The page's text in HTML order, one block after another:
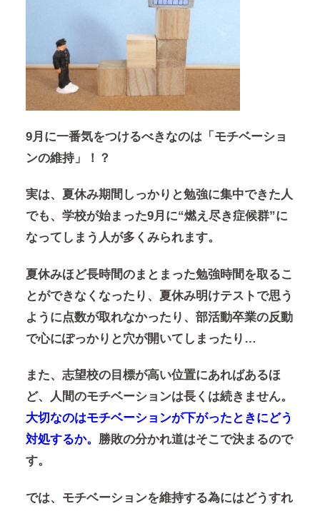
9月に一番気をつけるべきなのは「モチベーショ
ンの維持」！？
実は、夏休み期間しっかりと勉強に集中できた人
でも、学校が始まった9月に“燃え尽き症候群”に
なってしまう人が多くみられます。
夏休みほど長時間のまとまった勉強時間を取るこ
とができなくなったり、夏休み明けテストで思う
ように点数が取れなかったり、部活動卒業の反動
で心にぽっかりと穴が開いてしまったり…
また、志望校の目標が高い位置にあればあるほ
ど、人間のモチベーションは長くは続きません。
大切なのはモチベーションが下がったときにどう
対処するか。 勝敗の分かれ道はそこで決まるので
す。
では、モチベーションを維持する為にはどうすれ